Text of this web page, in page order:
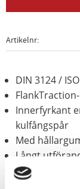
Artikelnr
DIN 3124 /
Innerfyrkant
kulfångspår
Med
Långt
för manuell